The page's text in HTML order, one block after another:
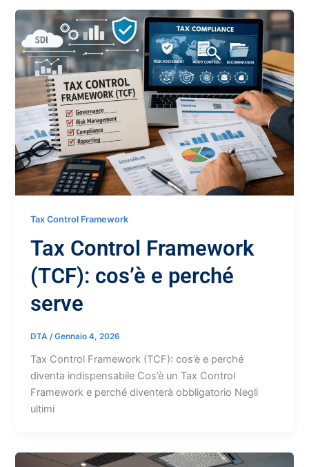
Tax Control Framework
Tax Control Framework
(TCF): cos’è e perché
serve
DTA/Gennaio 4, 2026
Tax Control Framework (TCF): cos’è e perché
diventa indispensabile Cos’è un Tax Control
Framework e perché diventerà obbligatorio Negli
ultimi